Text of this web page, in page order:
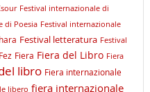
Festival internazionale di
di Poesia Festival internazionale
Festival letteratura Festival
Fez Fiera Fiera del Libro Fiera
libro Fiera internazionale
libero fiera internazionale